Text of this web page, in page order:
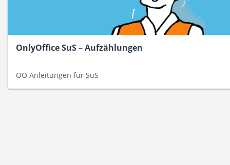
OnlyOffice SuS – Aufzählungen
OO Anleitungen für SuS